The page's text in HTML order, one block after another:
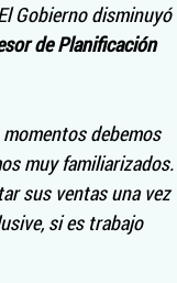
Gobierno disminuyó
de Planificación
debemos
muy familiarizados.
sus ventas una vez
si es trabajo